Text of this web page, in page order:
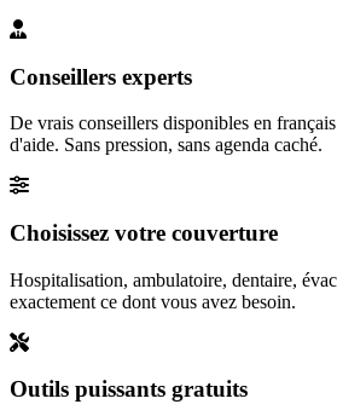
Conseillers experts
De vrais conseillers disponibles en
d'aide. Sans pression, sans agenda caché.
Choisissez votre couverture
Hospitalisation, ambulatoire, dentaire,
exactement ce dont vous avez besoin.
Outils puissants gratuits